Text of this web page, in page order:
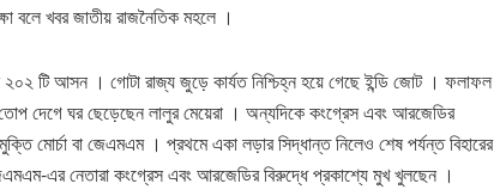
বলে খবর জাতীয় রাজনৈতিক মহলে ।
২০২ টি আসন । গোটা রাজ্য জুড়ে কার্যত নিশ্চিহ্ন হয়ে গেছে ইন্ডি জোট । ফলাফল
দেগে ঘর ছেড়েছেন লালুর মেয়েরা । অন্যদিকে কংগ্রেস এবং আরজেডির
মোর্চা বা জেএমএম । প্রথমে একা লড়ার সিদ্ধান্ত নিলেও শেষ পর্যন্ত বিহারের
এর নেতারা কংগ্রেস এবং আরজেডির বিরুদ্ধে প্রকাশ্যে মুখ খুলছেন ।